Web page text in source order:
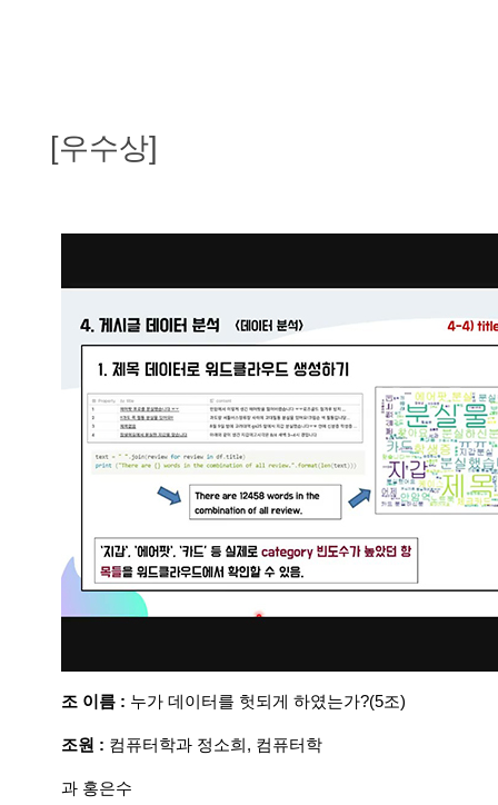
[우수상]
조 이름 : 누가 데이터를 헛되게 하였는가?(5조)
조원 : 컴퓨터학과 정소희, 컴퓨터학
과 홍은수